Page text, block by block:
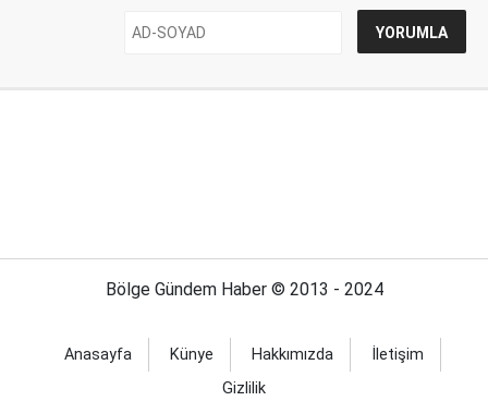
Bölge Gündem Haber © 2013 - 2024
Anasayfa Künye Hakkımızda
İletişim
Gizlilik